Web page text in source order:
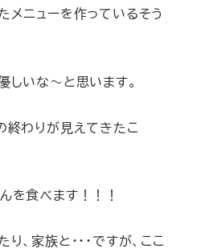
メニューを作っているそう
しいな～と思います。
終わりが見えてきたこ
を食べます！！！
、家族と・・・ですが、ここ